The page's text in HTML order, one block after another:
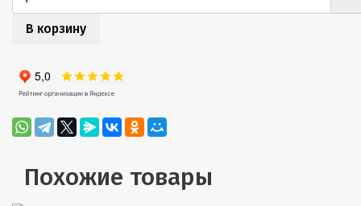
В корзину
Похожие товары